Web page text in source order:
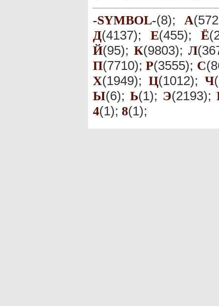
-SYMBOL-(8); А
Д(4137); Е(455); Ё
Й(95); К(9803); Л
П(7710);Р(3555); С
Х(1949); Ц(1012); Ч
Ы(6);Ь(1); Э(2193);
4(1); 8(1);